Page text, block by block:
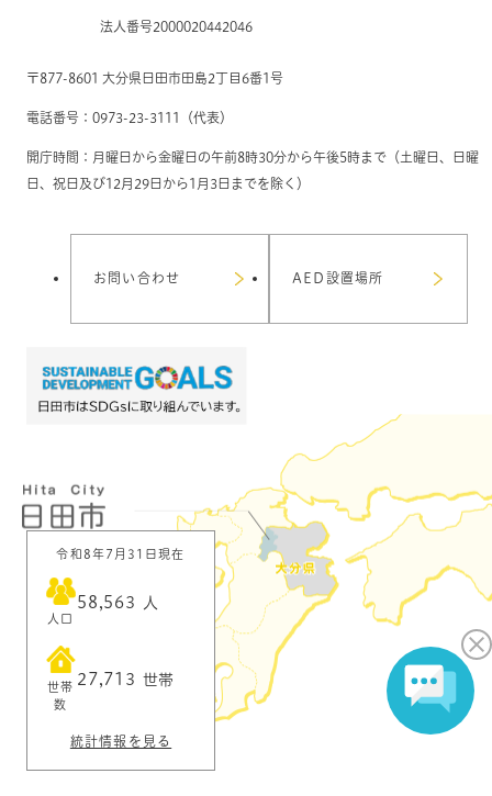
法人番号2000020442046
〒877-8601 大分県日田市田島2丁目6番1号
電話番号：0973-23-3111（代表）
開庁時間：月曜日から金曜日の午前8時30分から午後5時まで（土曜日、日曜
日、祝日及び12月29日から1月3日までを除く）
お問い合わせ AED設置場所
令和8年7月31日現在
人口
58,563 人
世帯
数
27,713 世帯
統計情報を見る